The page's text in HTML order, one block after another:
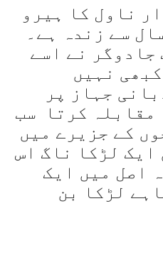
ناول کا ہیرو
سے زندہ ہے۔
جادوگر نے اسے
نہیں
جہاز پر
مقابلہ کرتا سب
کے جزیرے میں
ایک لڑکا ناگ اس
اصل میں ایک
لڑکا بن